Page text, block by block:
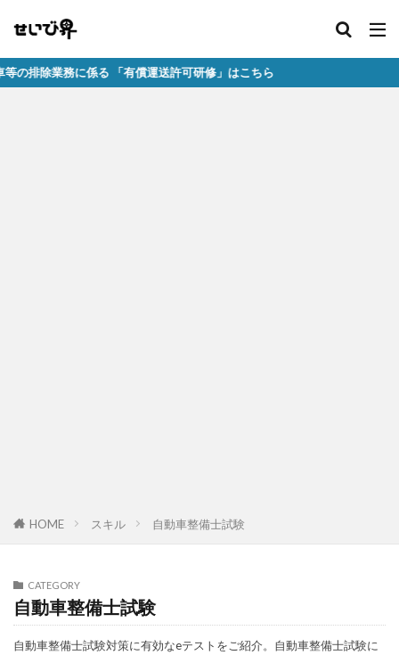
業務に係る 「有償運送許可研修」はこちら
HOME スキル 自動車整備士試験
CATEGORY
自動車整備士試験
自動車整備士試験対策に有効なeテストをご紹介。自動車整備士試験に